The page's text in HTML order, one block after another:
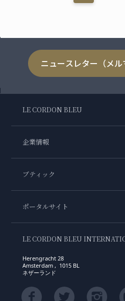
ニュースレター（メ
LE CORDON BLEU
企業情報
ブティック
ポータルサイト
LE CORDON BLEU
Herengracht 28
Amsterdam , 1015 BL
ネザーランド